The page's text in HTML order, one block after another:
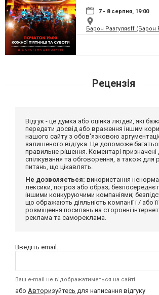
7 - 8 серпня, 19:00
Барон Разгуляєff (Барон
Рецензія
Відгук - це думка або оцінка людей, які
передати досвід або враження іншим
нашого сайту з обов'язковою
залишеного відгука. Це допоможе
правильне рішення. Коментарі призначені
спілкування та обговорення, а також для
питань, що цікавлять.
Не дозволяється: використання
лексики, погроз або образ; безпосереднє
іншими конкуруючими компаніями;
що ображають діяльність компанії і / або
розміщення посилань на сторонні
реклама та самореклама.
Введіть email:
Ваш e-mail не відображатиметься на сайті
або Авторизуйтесь для написання відгуку